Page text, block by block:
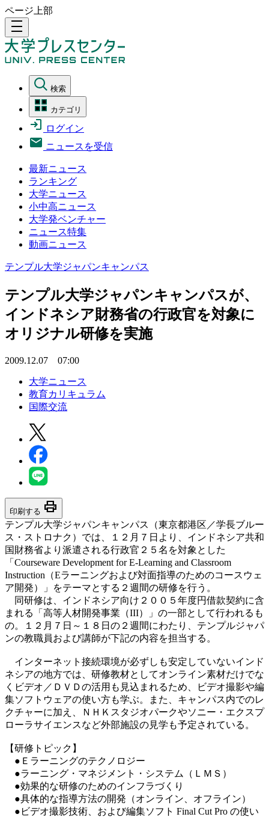
ページ上部
density_medium
検索
カテゴリ
ログイン
ニュースを受信
最新ニュース
ランキング
大学ニュース
小中高ニュース
大学発ベンチャー
ニュース特集
動画ニュース
テンプル大学ジャパンキャンパス
テンプル大学ジャパンキャンパスが、
インドネシア財務省の行政官を対象に
オリジナル研修を実施
2009.12.07 07:00
大学ニュース
教育カリキュラム
国際交流
印刷する print
テンプル大学ジャパンキャンパス（東京都港区／学長ブルー
ス・ストロナク）では、１２月７日より、インドネシア共和
国財務省より派遣される行政官２５名を対象とした
「Courseware Development for E-Learning and Classroom
Instruction（Eラーニングおよび対面指導のためのコースウェ
ア開発）」をテーマとする２週間の研修を行う。
同研修は、インドネシア向け２００５年度円借款契約に含
まれる「高等人材開発事業（III）」の一部として行われるも
の。１２月７日～１８日の２週間にわたり、テンプルジャパ
ンの教職員および講師が下記の内容を担当する。
インターネット接続環境が必ずしも安定していないインド
ネシアの地方では、研修教材としてオンライン素材だけでな
くビデオ／ＤＶＤの活用も見込まれるため、ビデオ撮影や編
集ソフトウェアの使い方も学ぶ。また、キャンパス内でのレ
クチャーに加え、ＮＨＫスタジオパークやソニー・エクスプ
ローラサイエンスなど外部施設の見学も予定されている。
【研修トピック】
●Ｅラーニングのテクノロジー
●ラーニング・マネジメント・システム（ＬＭＳ）
●効果的な研修のためのインフラづくり
●具体的な指導方法の開発（オンライン、オフライン）
●ビデオ撮影技術、および編集ソフト Final Cut Pro の使い